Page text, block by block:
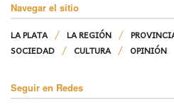
Navegar el sitio
LA PLATA LA REGIÓN
SOCIEDAD
CULTURA OPINIÓN
Seguir en Redes